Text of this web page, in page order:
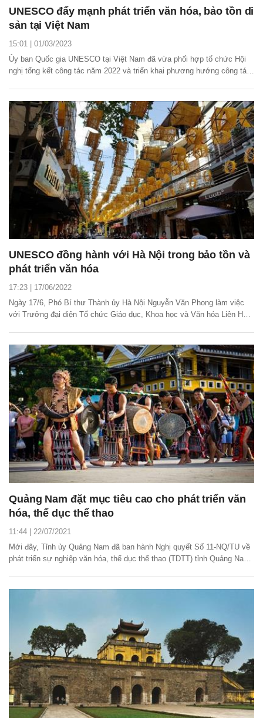
UNESCO đẩy mạnh phát triển văn hóa, bảo tồn di
sản tại Việt Nam
15:01 | 01/03/2023
Ủy ban Quốc gia UNESCO tại Việt Nam đã vừa phối hợp tổ chức Hội
nghị tổng kết công tác năm 2022 và triển khai phương hướng công tác
UNESCO đồng hành với Hà Nội trong bảo tồn và
phát triển văn hóa
17:23 | 17/06/2022
Ngày 17/6, Phó Bí thư Thành ủy Hà Nội Nguyễn Văn Phong làm việc
với Trưởng đại diện Tổ chức Giáo dục, Khoa học và Văn hóa Liên Hợp
Quảng Nam đặt mục tiêu cao cho phát triển văn
hóa, thể dục thể thao
11:44 | 22/07/2021
Mới đây, Tỉnh ủy Quảng Nam đã ban hành Nghị quyết Số 11-NQ/TU về
phát triển sự nghiệp văn hóa, thể dục thể thao (TDTT) tỉnh Quảng Nam